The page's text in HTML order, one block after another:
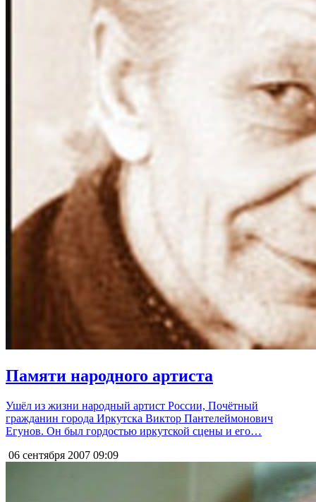
Памяти народного артиста
Ушёл из жизни народный артист России, Почётный
гражданин города Иркутска Виктор Пантелеймонович
Егунов. Он был гордостью иркутской сцены и его…
06 сентября 2007 09:09